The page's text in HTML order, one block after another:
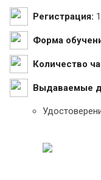
Регистрация:
Форма
Количество
Выдаваемые